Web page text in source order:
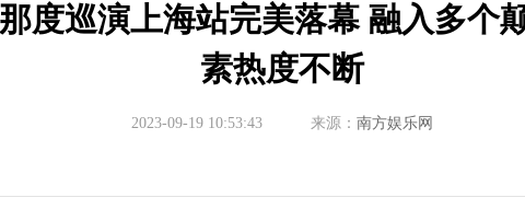
度巡演上海站完美落幕 融入多个
素热度不断
2023-09-19 10:53:43 来源： 南方娱乐网